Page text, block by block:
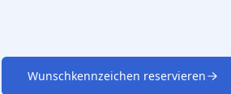
Wunschkennzeichen reservieren